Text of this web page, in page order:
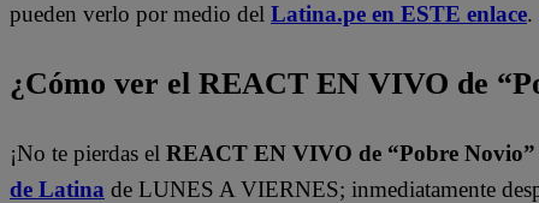
pueden verlo por medio del Latina.pe en ESTE enlace.
¿Cómo ver el REACT EN VIVO de
¡No te pierdas el REACT EN VIVO de “Pobre
de Latina de LUNES A VIERNES; inmediatamente